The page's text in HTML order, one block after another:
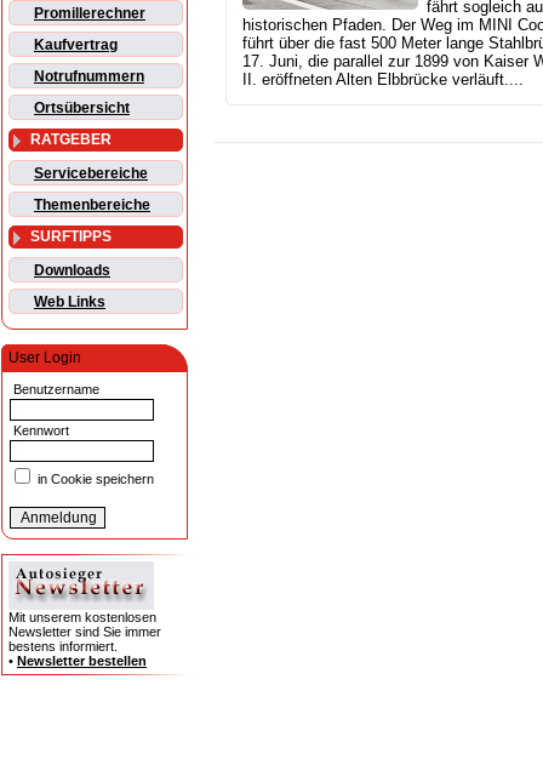
Promillerechner
Kaufvertrag
Notrufnummern
Ortsübersicht
RATGEBER
Servicebereiche
Themenbereiche
SURFTIPPS
Downloads
Web Links
User Login
Benutzername
Kennwort
in Cookie speichern
Mit unserem kostenlosen
Newsletter sind Sie immer
bestens informiert.
• Newsletter bestellen
fährt sogleich
historischen Pfaden. Der Weg im MINI
führt über die fast 500 Meter lange
17. Juni, die parallel zur 1899 von Kaiser
II. eröffneten Alten Elbbrücke verläuft....